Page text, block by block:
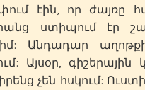
էին, որ ժայռը
ստիպում էր
իմ: Անդադար
Այսօր, գիշերային
չեն հսկում: